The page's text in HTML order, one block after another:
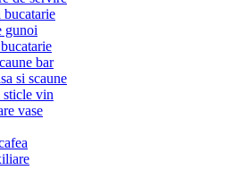
gunoi
bar
si scaune
sticle vin
vase